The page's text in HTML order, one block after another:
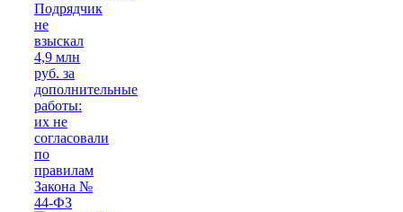
Подрядчик
не
взыскал
4,9 млн
руб. за
дополнительные
работы:
их не
согласовали
по
правилам
Закона №
44-ФЗ